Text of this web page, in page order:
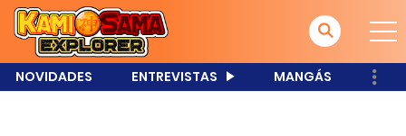
NOVIDADES ENTREVISTAS MANGÁS